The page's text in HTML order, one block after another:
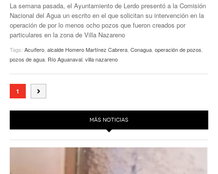
La semana pasada, el Ayuntamiento de Lerdo presentó a la Comisión
Nacional del Agua un escrito en el que solicitan su intervención en la
operación de por lo menos ocho pozos que fueron creados por
particulares en la zona de Villa Nazareno
Tags: Acuífero alcalde Homero Martínez Cabrera Conagua operación de pozos
pozos de agua Río Aguanaval villa nazareno
1
MÁS NOTICIAS